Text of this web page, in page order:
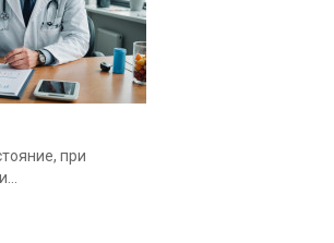
при